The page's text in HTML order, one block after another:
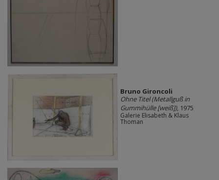
Bruno Gironcoli
Ohne Titel (Metallguß in
Gummihülle [weiß]), 1975
Galerie Elisabeth & Klaus
Thoman